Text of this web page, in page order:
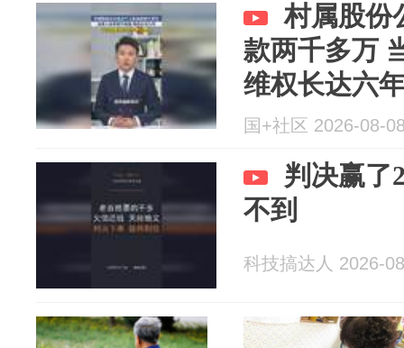
村属股份
款两千多万
维权长达六
国+社区 2026-08-
判决赢了
不到
科技搞达人 2026-